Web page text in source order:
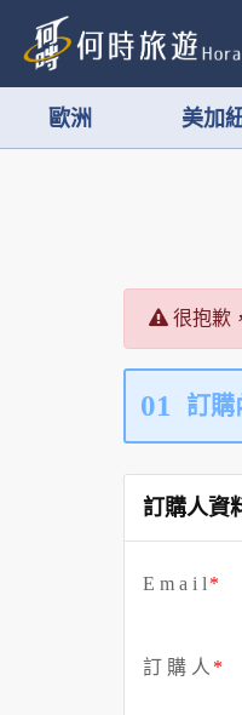
歐洲 美加
很抱歉
01 訂購
訂購人資
E m a i l
訂 購 人